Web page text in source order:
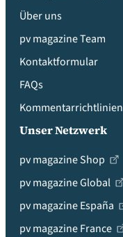
Über uns
pv magazine Team
Kontaktformular
FAQs
Kommentarrichtlinien
Unser Netzwerk
pv magazine Shop
pv magazine Global
pv magazine España
pv magazine France